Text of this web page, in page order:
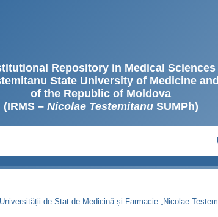
Repository in Medical Sciences
State University of Medicine
of the Republic of Moldova
(IRMS – Nicolae TestemitanuSUMPh)
de Stat de Medicină și Farmacie „Nicolae